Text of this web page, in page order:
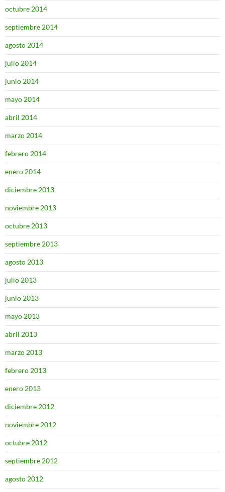
octubre 2014
septiembre 2014
agosto 2014
julio 2014
junio 2014
mayo 2014
abril 2014
marzo 2014
febrero 2014
enero 2014
diciembre 2013
noviembre 2013
octubre 2013
septiembre 2013
agosto 2013
julio 2013
junio 2013
mayo 2013
abril 2013
marzo 2013
febrero 2013
enero 2013
diciembre 2012
noviembre 2012
octubre 2012
septiembre 2012
agosto 2012